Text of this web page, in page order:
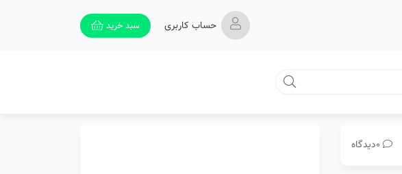
حساب کاربری سبد خرید
0دیدگاه